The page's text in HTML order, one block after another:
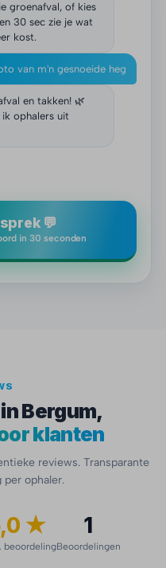
groenafval, of kies
30 sec zie je wat
kost.
van m'n gesnoeide heg
en takken! 🌿
ik ophalers uit
💬
in 30 seconden
Bergum,
klanten
reviews. Transparante
per ophaler.
★
beoordeling
1
Beoordelingen